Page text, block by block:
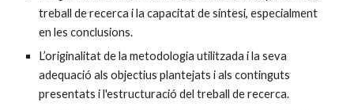
treball de recerca i la capacitat de síntesi, especialment
en les conclusions.
L’originalitat de la metodologia utilitzada i la seva
adequació als objectius plantejats i als continguts
presentats i l'estructuració del treball de recerca.